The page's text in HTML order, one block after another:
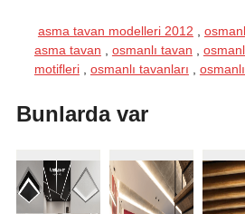
asma tavan modelleri 2012
asma tavan
osmanlı tavan
motifleri, osmanlı tavanları
Bunlarda var